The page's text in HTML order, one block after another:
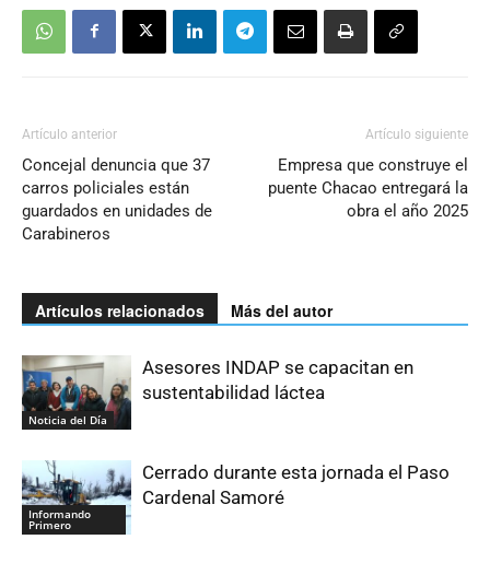
Artículo anterior
Concejal denuncia que 37
carros policiales están
guardados en unidades de
Carabineros
Artículo siguiente
Empresa que construye el
puente Chacao entregará la
obra el año 2025
Artículos relacionados Más del autor
Noticia del Día
Asesores INDAP se capacitan en
sustentabilidad láctea
Informando
Primero
Cerrado durante esta jornada el Paso
Cardenal Samoré